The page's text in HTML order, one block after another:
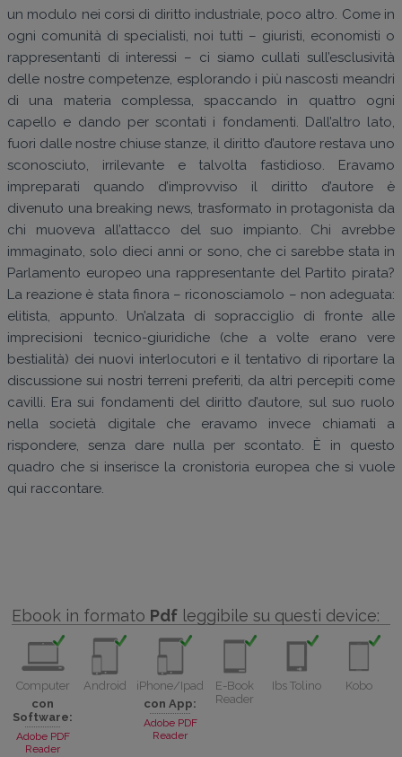
un modulo nei corsi di diritto industriale, poco altro. Come in
ogni comunità di specialisti, noi tutti – giuristi, economisti o
rappresentanti di interessi – ci siamo cullati sull’esclusività
delle nostre competenze, esplorando i più nascosti meandri
di una materia complessa, spaccando in quattro ogni
capello e dando per scontati i fondamenti. Dall’altro lato,
fuori dalle nostre chiuse stanze, il diritto d’autore restava uno
sconosciuto, irrilevante e talvolta fastidioso. Eravamo
impreparati quando d’improvviso il diritto d’autore è
divenuto una breaking news, trasformato in protagonista da
chi muoveva all’attacco del suo impianto. Chi avrebbe
immaginato, solo dieci anni or sono, che ci sarebbe stata in
Parlamento europeo una rappresentante del Partito pirata?
La reazione è stata finora – riconosciamolo – non adeguata:
elitista, appunto. Un’alzata di sopracciglio di fronte alle
imprecisioni tecnico-giuridiche (che a volte erano vere
bestialità) dei nuovi interlocutori e il tentativo di riportare la
discussione sui nostri terreni preferiti, da altri percepiti come
cavilli. Era sui fondamenti del diritto d’autore, sul suo ruolo
nella società digitale che eravamo invece chiamati a
rispondere, senza dare nulla per scontato. È in questo
quadro che si inserisce la cronistoria europea che si vuole
qui raccontare.
Ebook in formato Pdf leggibile su questi device:
Computer
con
Software:
Adobe PDF
Reader
Android
iPhone/Ipad
con App:
Adobe PDF
Reader
E-Book
Reader
Ibs Tolino Kobo